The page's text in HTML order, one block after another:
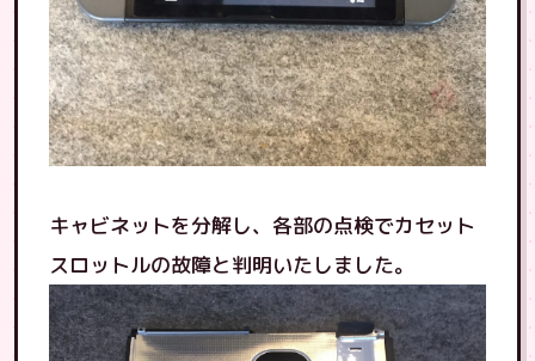
キャビネットを分解し、各部の点検でカセット
スロットルの故障と判明いたしました。